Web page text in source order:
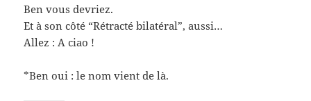
Ben vous devriez.
Et à son côté “Rétracté bilatéral”, aussi…
Allez : A ciao !
*Ben oui : le nom vient de là.